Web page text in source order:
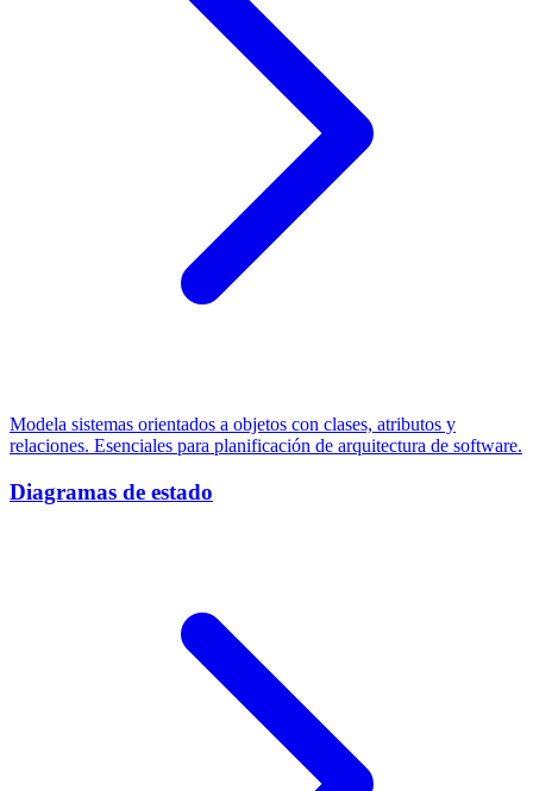
Modela sistemas orientados a objetos con clases, atributos y
relaciones. Esenciales para planificación de arquitectura de software.
Diagramas de estado